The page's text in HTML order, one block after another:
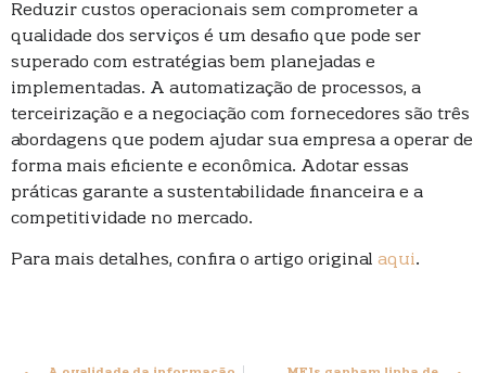
Reduzir custos operacionais sem comprometer a
qualidade dos serviços é um desafio que pode ser
superado com estratégias bem planejadas e
implementadas. A automatização de processos, a
terceirização e a negociação com fornecedores são três
abordagens que podem ajudar sua empresa a operar de
forma mais eficiente e econômica. Adotar essas
práticas garante a sustentabilidade financeira e a
competitividade no mercado.
Para mais detalhes, confira o artigo original aqui.